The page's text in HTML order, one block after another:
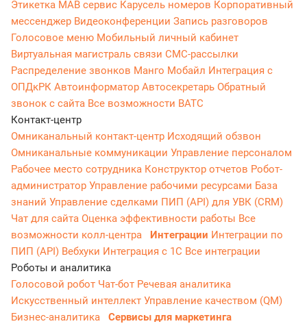
Этикетка МАВ сервис Карусель номеров Корпоративный
мессенджер Видеоконференции Запись разговоров
Голосовое меню Мобильный личный кабинет
Виртуальная магистраль связи СМС-рассылки
Распределение звонков Манго Мобайл Интеграция с
ОПДкРК Автоинформатор Автосекретарь Обратный
звонок с сайта Все возможности ВАТС
Контакт-центр
Омниканальный контакт-центр Исходящий обзвон
Омниканальные коммуникации Управление персоналом
Рабочее место сотрудника Конструктор отчетов Робот-
администратор Управление рабочими ресурсами База
знаний Управление сделками ПИП (API) для УВК (CRM)
Чат для сайта Оценка эффективности работы Все
возможности колл-центра
Интеграции Интеграции по
ПИП (API) Вебхуки Интеграция с 1С Все интеграции
Роботы и аналитика
Голосовой робот Чат-бот Речевая аналитика
Искусственный интеллект Управление качеством (QM)
Бизнес-аналитика
Сервисы для маркетинга